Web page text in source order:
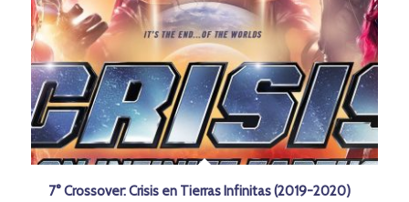
7° Crossover: Crisis en Tierras Infinitas (2019-2020)